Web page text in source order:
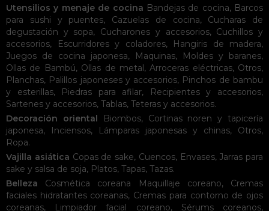
Utensilios y menaje de cocina Bandejas de cocina, Barcos
para sushi y puentes, Cazuelas de cocina, Cucharas de
degustación y sopa, Cucharones y accesorios, Cuchillos y
accesorios, Escurridores y coladores, Hangiris de madera,
Juegos de cocina japonesa, Maquinas, Moldes y baranes,
Ollas de Bambú, Ollas de metal,Arroceras eléctricas, Otros,
Planchas, Palillos japoneses y accesorios, Pinchos de bambu
y esterillas, Piedras para afilar, Recipientes y accesorios,
Sartenes y accesorios, Tablas, Teteras y accesorios.
Decoración oriental
Biombos, Cortinas noren y tapicería
japonesa, Inciensos, Lámparas japonesas y chinas, Otros,
Ropa.
Vajilla asiática Copas de sake, Cuencos, Envases,Jarras para
sake y salsa de soja, Platos, Tapas, Tazas.
Belleza
Cosmética coreana Maquillaje coreano, Cremas
faciales hidratantes coreanas, Cremas para contorno de ojos
coreanas, Limpiador facial coreano, Sérums coreanos,